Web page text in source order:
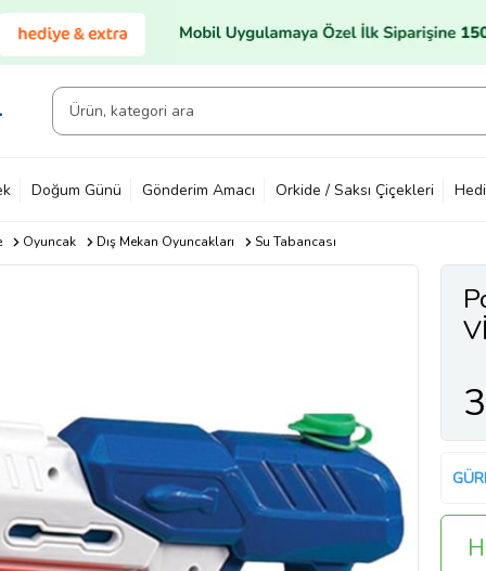
Doğum Günü Gönderim Amacı Orkide / Saksı Çiçekleri
Oyuncak Dış Mekan Oyuncakları Su Tabancası